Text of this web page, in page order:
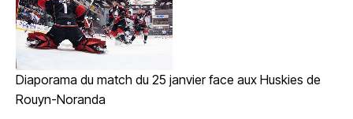
Diaporama du match du 25 janvier face aux Huskies de
Rouyn-Noranda